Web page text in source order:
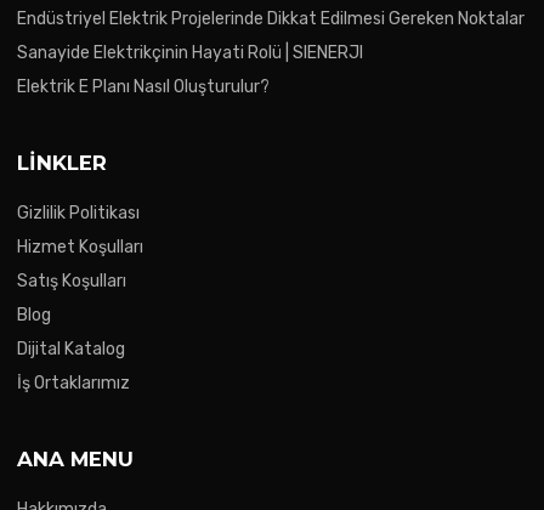
Endüstriyel Elektrik Projelerinde Dikkat Edilmesi Gereken Noktalar
Sanayide Elektrikçinin Hayati Rolü | SIENERJI
Elektrik E Planı Nasıl Oluşturulur?
LINKLER
Gizlilik Politikası
Hizmet Koşulları
Satış Koşulları
Blog
Dijital Katalog
İş Ortaklarımız
ANA MENU